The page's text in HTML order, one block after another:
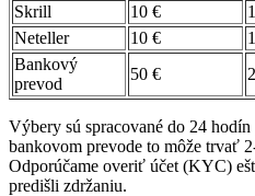
Skrill
10 €
Neteller
10 €
Bankový
prevod
50 €
Výbery sú spracované do 24
bankovom prevode to môže trvať
Odporúčame overiť účet (KYC)
predišli zdržaniu.